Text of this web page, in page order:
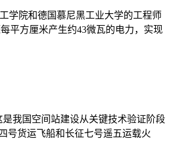
学院和德国慕尼黑工业大学的工程师
平方厘米产生约43微瓦的电力，实现
我国空间站建设从关键技术验证阶段
号货运飞船和长征七号遥五运载火